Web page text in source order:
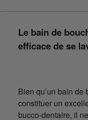
Le bain de
efficace de se
Bien qu’un bain
constituer un
bucco-dentaire, il